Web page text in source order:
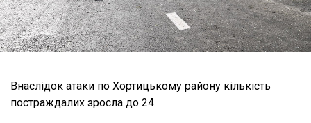
Внаслідок атаки по Хортицькому району кількість
постраждалих зросла до 24.